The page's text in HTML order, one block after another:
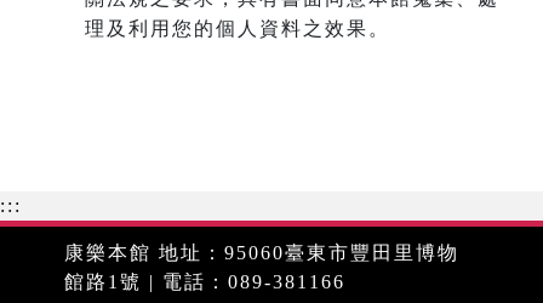
理及利用您的個人資料之效果。
:::
康樂本館 地址：95060臺東市豐田里博物
館路1號 | 電話：089-381166